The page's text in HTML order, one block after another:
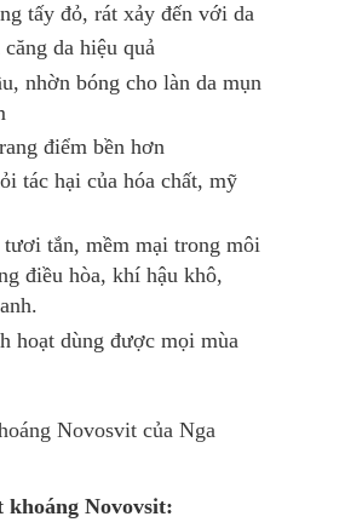
tấy đỏ, rát xảy đến với da
da hiệu quả
nhờn bóng cho làn da mụn
điểm bền hơn
tác hại của hóa chất, mỹ
tắn, mềm mại trong môi
điều hòa, khí hậu khô,
hoạt dùng được mọi mùa
khoáng Novovsit: